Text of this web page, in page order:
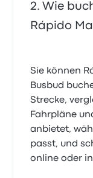
Wie
Rápido
Sie können
Busbud
Strecke,
Fahrpläne
anbietet,
passt, und
online oder